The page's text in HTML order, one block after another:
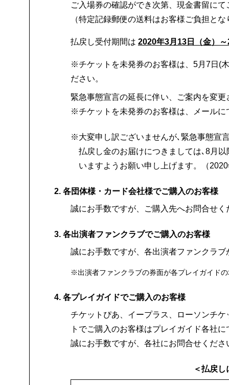
ご入場券の確認ができ次第、現金書留に
（特定記録郵便の送料はお客様ご負担と
払戻し受付期間は 2020年3月13日（金）
※チケットを未発券のお客様は、5月7日(
ださい。
緊急事態宣言の延長に伴い、ご案内を変
※チケットを未発券のお客様は、メール
teleserve@toho.co.jp
メールのタイトル：「作品名」チケ
お名前（カナ）
郵便番号
電話番号
公演日時
※大変申し訳ございませんが､緊急事態宣
払戻し金のお届けにつきましては､8月
いますようお願い申し上げます。（
2. 各団体様・カード会社様でご購入のお客様
誠にお手数ですが、ご購入先へお問合せく
3. 各出演者ファンクラブでご購入のお客様
誠にお手数ですが、各出演者ファンクラ
※出演者ファンクラブの券面が各プレイガイド
4. 各プレイガイドでご購入のお客様
チケットぴあ、イープラス、ローソンチ
トでご購入のお客様はプレイガイド各社
誠にお手数ですが、各社にお問合せくだ
＜払戻